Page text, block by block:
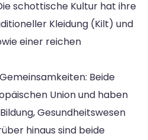
schottische Kultur hat ihre
Kleidung (Kilt) und
einer reichen
Beide
Union und haben
Gesundheitswesen
hinaus sind beide